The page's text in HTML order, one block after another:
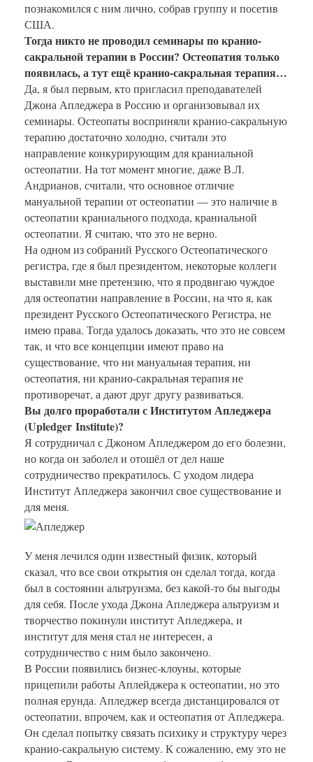
познакомился с ним лично, собрав группу и посетив
США.
Тогда никто не проводил семинары по кранио-
сакральной терапии в России? Остеопатия только
появилась, а тут ещё кранио-сакральная терапия…
Да, я был первым, кто пригласил преподавателей
Джона Апледжера в Россию и организовывал их
семинары. Остеопаты восприняли кранио-сакральную
терапию достаточно холодно, считали это
направление конкурирующим для краниальной
остеопатии. На тот момент многие, даже В.Л.
Андрианов, считали, что основное отличие
мануальной терапии от остеопатии — это наличие в
остеопатии краниального подхода, краниальной
остеопатии. Я считаю, что это не верно.
На одном из собраний Русского Остеопатического
регистра, где я был президентом, некоторые коллеги
выставили мне претензию, что я продвигаю чуждое
для остеопатии направление в России, на что я, как
президент Русского Остеопатического Регистра, не
имею права. Тогда удалось доказать, что это не совсем
так, и что все концепции имеют право на
существование, что ни мануальная терапия, ни
остеопатия, ни кранио-сакральная терапия не
противоречат, а дают друг другу развиваться.
Вы долго проработали с Институтом Апледжера
(Upledger Institute)?
Я сотрудничал с Джоном Апледжером до его болезни,
но когда он заболел и отошёл от дел наше
сотрудничество прекратилось. С уходом лидера
Институт Апледжера закончил свое существование и
для меня.
У меня лечился один известный физик, который
сказал, что все свои открытия он сделал тогда, когда
был в состоянии альтруизма, без какой-то бы выгоды
для себя. После ухода Джона Апледжера альтруизм и
творчество покинули институт Апледжера, и
институт для меня стал не интересен, а
сотрудничество с ним было закончено.
В России появились бизнес-клоуны, которые
прицепили работы Аплейджера к остеопатии, но это
полная ерунда. Апледжер всегда дистанцировался от
остеопатии, впрочем, как и остеопатия от Апледжера.
Он сделал попытку связать психику и структуру через
кранио-сакральную систему. К сожалению, ему это не